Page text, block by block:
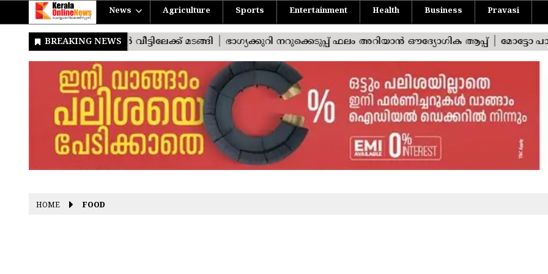
News Agriculture Sports Entertainment Health Business Pravasi
HOME FOOD